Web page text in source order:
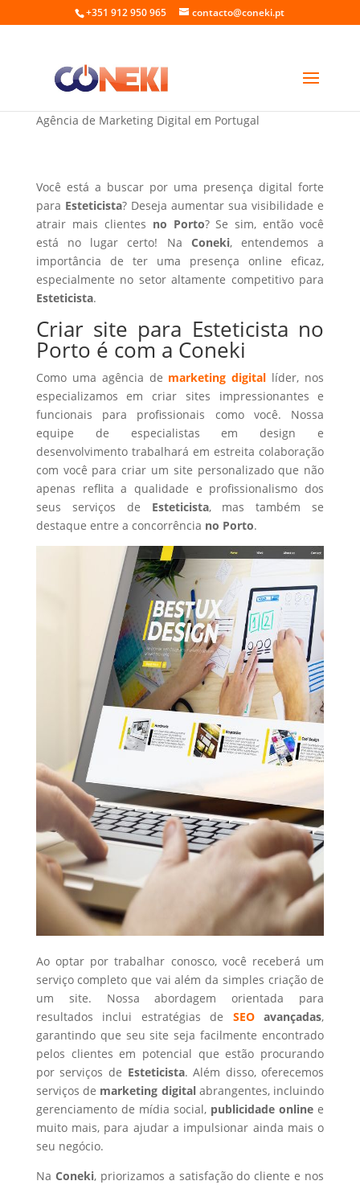
+351 912 950 965 contacto@coneki.pt
Criar site para Esteticista no Porto
Agência de Marketing Digital em Portugal
Você está a buscar por uma presença digital forte
para Esteticista? Deseja aumentar sua visibilidade e
atrair mais clientes no Porto? Se sim, então você
está no lugar certo! Na Coneki, entendemos a
importância de ter uma presença online eficaz,
especialmente no setor altamente competitivo para
Esteticista.
Criar site para Esteticista no
Porto é com a Coneki
Como uma agência de marketing digital líder, nos
especializamos em criar sites impressionantes e
funcionais para profissionais como você. Nossa
equipe de especialistas em design e
desenvolvimento trabalhará em estreita colaboração
com você para criar um site personalizado que não
apenas reflita a qualidade e profissionalismo dos
seus serviços de Esteticista, mas também se
destaque entre a concorrência no Porto.
Ao optar por trabalhar conosco, você receberá um
serviço completo que vai além da simples criação de
um site. Nossa abordagem orientada para
resultados inclui estratégias de SEOavançadas,
garantindo que seu site seja facilmente encontrado
pelos clientes em potencial que estão procurando
por serviços de Esteticista. Além disso, oferecemos
serviços de marketing digital abrangentes, incluindo
gerenciamento de mídia social, publicidade online e
muito mais, para ajudar a impulsionar ainda mais o
seu negócio.
Na Coneki, priorizamos a satisfação do cliente e nos